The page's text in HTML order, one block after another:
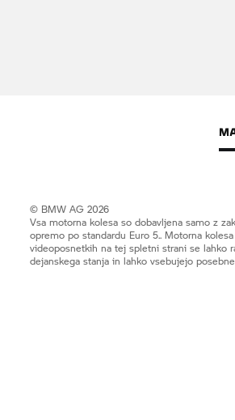
© BMW AG 2026
Vsa motorna kolesa so dobavljena samo z
opremo po standardu Euro 5.. Motorna
videoposnetkih na tej spletni strani se lahko
dejanskega stanja in lahko vsebujejo